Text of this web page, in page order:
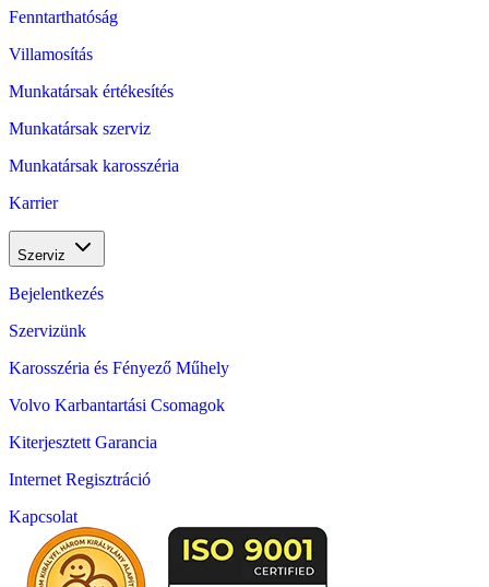
Fenntarthatóság
Villamosítás
Munkatársak értékesítés
Munkatársak szerviz
Munkatársak karosszéria
Karrier
Szerviz
Bejelentkezés
Szervizünk
Karosszéria és Fényező Műhely
Volvo Karbantartási Csomagok
Kiterjesztett Garancia
Internet Regisztráció
Kapcsolat